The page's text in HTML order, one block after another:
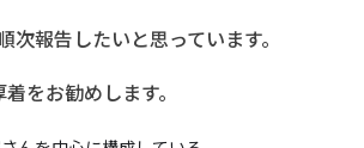
報告したいと思っています。
をお勧めします。